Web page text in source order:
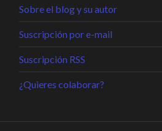
Sobre el blog y su autor
Suscripción por e-mail
Suscripción RSS
¿Quieres colaborar?